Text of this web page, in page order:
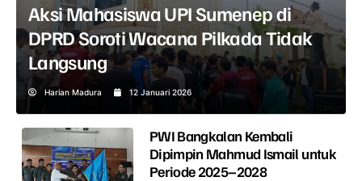
Aksi Mahasiswa UPI Sumenep di
DPRD Soroti Wacana Pilkada Tidak
Langsung
Harian Madura 12 Januari 2026
PWI Bangkalan Kembali
Dipimpin Mahmud Ismail untuk
Periode 2025–2028